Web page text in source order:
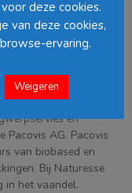
logo.
toepassingen
en
Pacovis AG. Pacovis
van biobased en
Bij Naturesse
in het vaandel.
deze cookies.
van deze cookies,
ervaring.
Weigeren